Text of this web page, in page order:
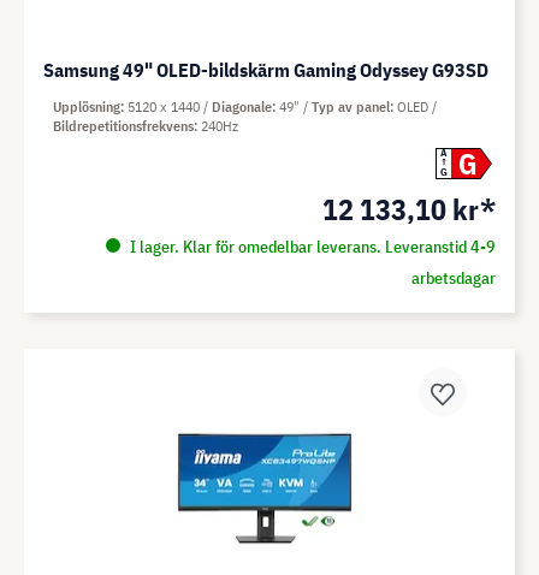
Samsung 49" OLED-bildskärm Gaming Odyssey G93SD
A
G
G
12 133,10 kr*
I lager. Klar för omedelbar leverans. Leveranstid 4-9
arbetsdagar
Upplösning 5120 x 1440 Diagonale 49" Typ av panel OLED
Bildrepetitionsfrekvens 240Hz